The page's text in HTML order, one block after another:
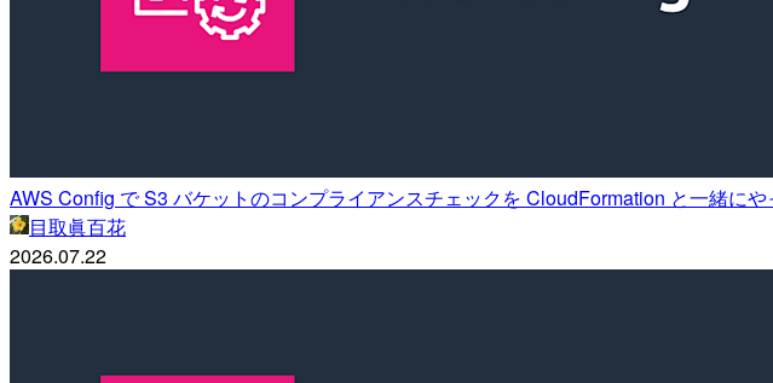
AWS Config で S3 バケットのコンプライアンスチェックを CloudFormation と一緒にや
目取眞百花
2026.07.22